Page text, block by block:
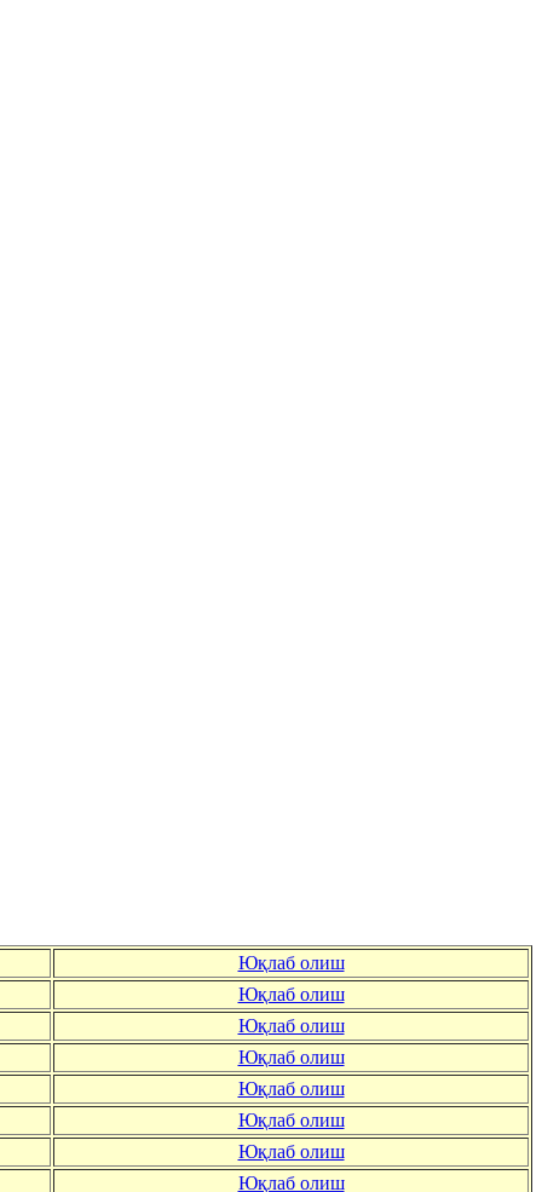
Юқлаб олиш
Юқлаб олиш
Юқлаб олиш
Юқлаб олиш
Юқлаб олиш
Юқлаб олиш
Юқлаб олиш
Юқлаб олиш